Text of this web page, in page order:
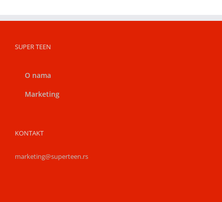
SUPER TEEN
O nama
Marketing
KONTAKT
marketing@superteen.rs